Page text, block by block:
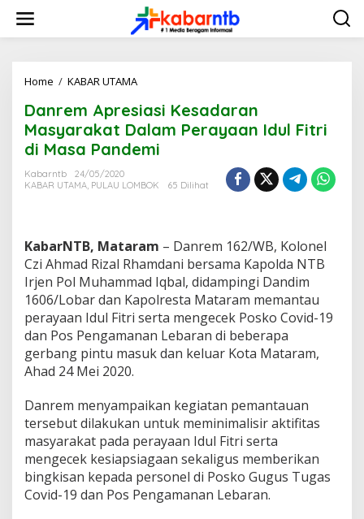
w
Home / KABAR UTAMA
n
r
e
m
p
i
s
i
K
e
s
a
d
a
n
M
a
s
y
a
Danrem Apresiasi Kesadaran
Masyarakat Dalam Perayaan Idul Fitri
di Masa Pandemi
Kabarntb
24/05/2020
KABAR UTAMA, PULAU LOMBOK 65 Dilihat
KabarNTB, Mataram – Danrem 162/WB, Kolonel
Czi Ahmad Rizal Rhamdani bersama Kapolda NTB
Irjen Pol Muhammad Iqbal, didampingi Dandim
1606/Lobar dan Kapolresta Mataram memantau
perayaan Idul Fitri serta mengecek Posko Covid-19
dan Pos Pengamanan Lebaran di beberapa
gerbang pintu masuk dan keluar Kota Mataram,
Ahad 24 Mei 2020.
Danrem menyampaikan kegiatan pemantauan
tersebut dilakukan untuk meminimalisir aktifitas
masyarakat pada perayaan Idul Fitri serta
mengecek kesiapsiagaan sekaligus memberikan
bingkisan kepada personel di Posko Gugus Tugas
Covid-19 dan Pos Pengamanan Lebaran.